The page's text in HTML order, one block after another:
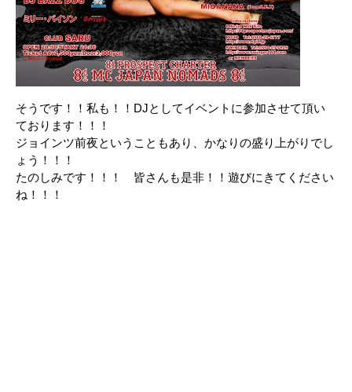
そうです！！私も！！DJとしてイベントに参加させて頂い
ております！！！
ジョインツ前夜ということもあり、かなりの盛り上がりでし
ょう！！！
たのしみです！！！ 皆さんも是非！！遊びにきてください
ね！！！